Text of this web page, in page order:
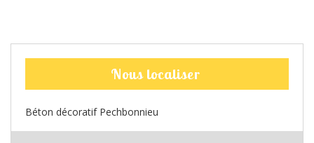
Nous localiser
Béton décoratif Pechbonnieu